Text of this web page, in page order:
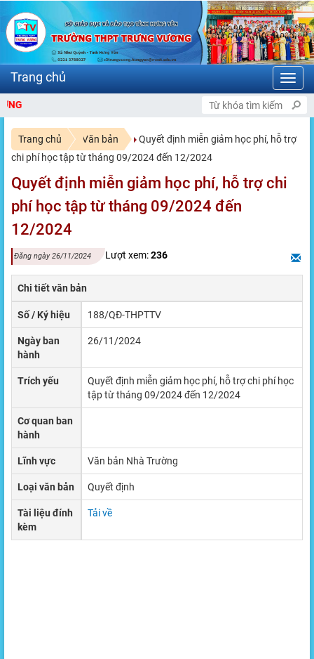
Trang chủ Văn bản
Quyết định miễn giảm học phí, hỗ trợ
chi phí học tập từ tháng 09/2024 đến 12/2024
Quyết định miễn giảm học phí, hỗ trợ chi
phí học tập từ tháng 09/2024 đến
12/2024
Đăng ngày 26/11/2024 Lượt xem:236
Chi tiết văn bản
Số / Ký hiệu 188/QĐ-THPTTV
Ngày ban
hành
26/11/2024
Trích yếu
Quyết định miễn giảm học phí, hỗ trợ chi phí học
tập từ tháng 09/2024 đến 12/2024
Cơ quan ban
hành
Lĩnh vực Văn bản Nhà Trường
Loại văn bản Quyết định
Tài liệu đính
kèm
Tải về